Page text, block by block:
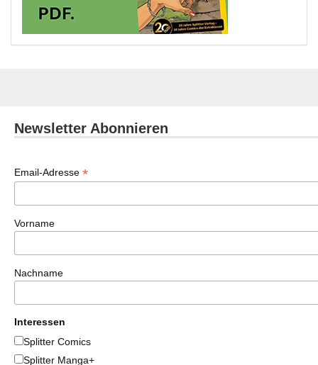
Newsletter Abonnieren
Email-Adresse *
Vorname
Nachname
Interessen
Splitter Comics
Splitter Manga+